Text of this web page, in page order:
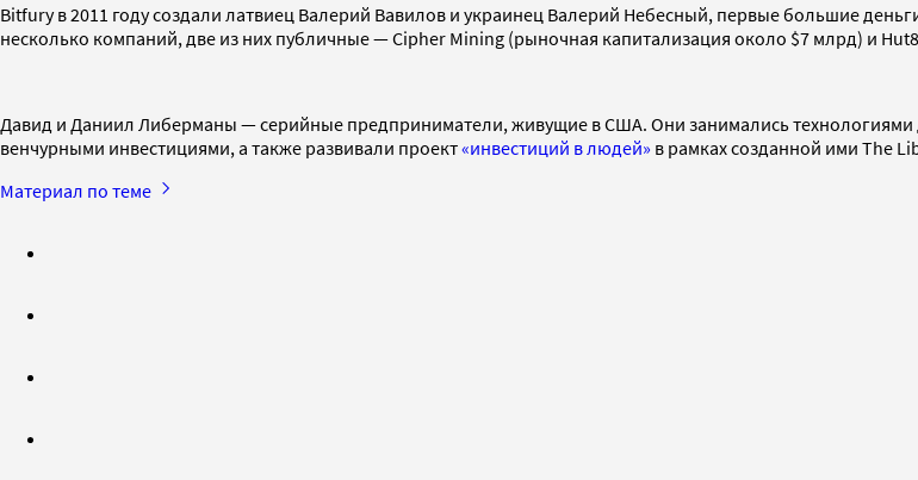
Bitfury в 2011 году создали латвиец Валерий Вавилов и украинец Валерий Небесный, первые большие
несколько компаний, две из них публичные — Cipher Mining (рыночная капитализация около $7 млрд) и
Давид и Даниил Либерманы — серийные предприниматели, живущие в США. Они занимались технологиями
венчурными инвестициями, а также развивали проект«инвестиций в людей» в рамках созданной ими The
Материал по теме